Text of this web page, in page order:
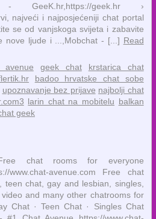
GeeK.hr,https://geek.hr ›
najveći i najposjećeniji chat portal
se od vanjskoga svijeta i zabavite
nove ljude i ...,Mobchat - [...] Read
avenue geek chat
krstarica chat
badoo hrvatske chat sobe
upoznavanje bez prijave najbolji chat
larin chat na mobitelu balkan
geek
chat rooms for everyone
www.chat-avenue.com Free chat
teen chat, gay and lesbian, singles,
and many other chatrooms for
Chat · ‎Teen Chat · ‎Singles Chat